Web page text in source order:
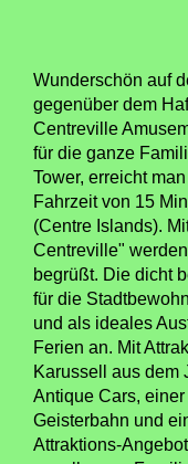
Wunderschön auf
gegenüber dem
Centreville
für die ganze
Tower, erreicht
Fahrzeit von 15
(Centre Islands).
Centreville"
begrüßt. Die dicht
für die
und als ideales
Ferien an. Mit
Karussell aus dem
Antique Cars,
Geisterbahn und
Attraktions-